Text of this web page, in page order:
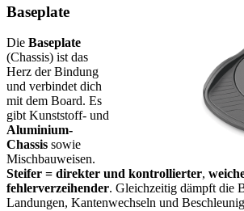
Baseplate
Die Baseplate
(Chassis) ist das
Herz der Bindung
und verbindet dich
mit dem Board. Es
gibt Kunststoff- und
Aluminium-
Chassis sowie
Mischbauweisen.
Steifer = direkter und kontrollierter,
fehlerverzeihender. Gleichzeitig dämpft die
Landungen, Kantenwechseln und